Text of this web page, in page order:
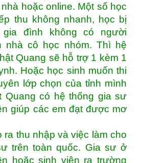
hoặc online. Một số học
thu không nhanh, học bị
gia đình không có người
nhà cô học nhóm. Thì hệ
Quang sẽ hỗ trợ 1 kèm 1
Hoặc học sinh muốn thi
lớp chọn của tỉnh mình
Quang có hệ thống gia sư
giúp các em đạt được mơ
ra thu nhập và việc làm cho
trên toàn quốc. Gia sư ở
hoặc sinh viên ra trường